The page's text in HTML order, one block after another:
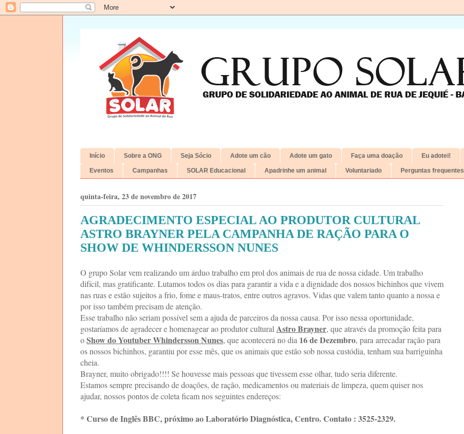
Início Sobre a ONG Seja Sócio Adote um cão Adote um gato Faça uma doação Eu adotei!
Eventos Campanhas SOLAR Educacional Apadrinhe um animal Voluntariado Perguntas frequentes
quinta-feira, 23 de novembro de 2017
AGRADECIMENTO ESPECIAL AO PRODUTOR CULTURAL
ASTRO BRAYNER PELA CAMPANHA DE RAÇÃO PARA O
SHOW DE WHINDERSSON NUNES
O grupo Solar vem realizando um árduo trabalho em prol dos animais de rua de nossa cidade. Um trabalho
difícil, mas gratificante. Lutamos todos os dias para garantir a vida e a dignidade dos nossos bichinhos que vivem
nas ruas e estão sujeitos a frio, fome e maus-tratos, entre outros agravos. Vidas que valem tanto quanto a nossa e
por isso também precisam de atenção.
Esse trabalho não seriam possível sem a ajuda de parceiros da nossa causa. Por isso nessa oportunidade,
gostaríamos de agradecer e homenagear ao produtor cultural Astro Brayner, que através da promoção feita para
oShow do Youtuber Whindersson Nunes, que acontecerá no dia 16 de Dezembro, para arrecadar ração para
os nossos bichinhos, garantiu por esse mês, que os animais que estão sob nossa custódia, tenham sua barriguinha
cheia.
Brayner, muito obrigado!!!! Se houvesse mais pessoas que tivessem esse olhar, tudo seria diferente.
Estamos sempre precisando de doações, de ração, medicamentos ou materiais de limpeza, quem quiser nos
ajudar, nossos pontos de coleta ficam nos seguintes endereços:
* Curso de Inglês BBC, próximo ao Laboratório Diagnóstica, Centro. Contato : 3525-2329.